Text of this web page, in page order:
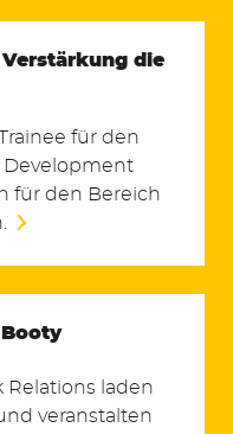
Verstärkung die
für den
Development
für den Bereich
Relations laden
veranstalten